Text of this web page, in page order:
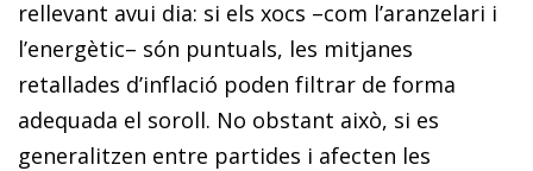
rellevant avui dia: si els xocs –com l’aranzelari i
l’energètic– són puntuals, les mitjanes
retallades d’inflació poden filtrar de forma
adequada el soroll. No obstant això, si es
generalitzen entre partides i afecten les